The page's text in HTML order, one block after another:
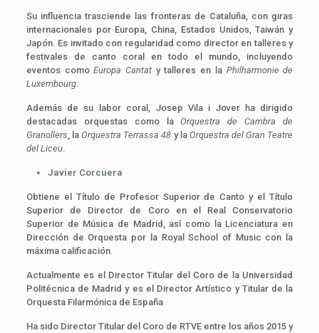
Su influencia trasciende las fronteras de Cataluña, con giras
internacionales por Europa, China, Estados Unidos, Taiwán y
Japón. Es invitado con regularidad como director en talleres y
festivales de canto coral en todo el mundo, incluyendo
eventos comoEuropa Cantaty talleres en la Philharmonie de
Luxembourg.
Además de su labor coral, Josep Vila i Jover ha dirigido
destacadas orquestas como laOrquestra de Cambra de
Granollers , laOrquestra Terrassa 48 y la Orquestra del Gran Teatre
del Liceu.
Javier Corcuera
Obtiene el Título de Profesor Superior de Canto y el Título
Superior de Director de Coro en el Real Conservatorio
Superior de Música de Madrid, así como la Licenciatura en
Dirección de Orquesta por la Royal School of Music con la
máxima calificación.
Actualmente es el Director Titular del Coro de la Universidad
Politécnica de Madrid y es el Director Artístico y Titular de la
Orquesta Filarmónica de España
Ha sido Director Titular del Coro de RTVE entre los años 2015 y